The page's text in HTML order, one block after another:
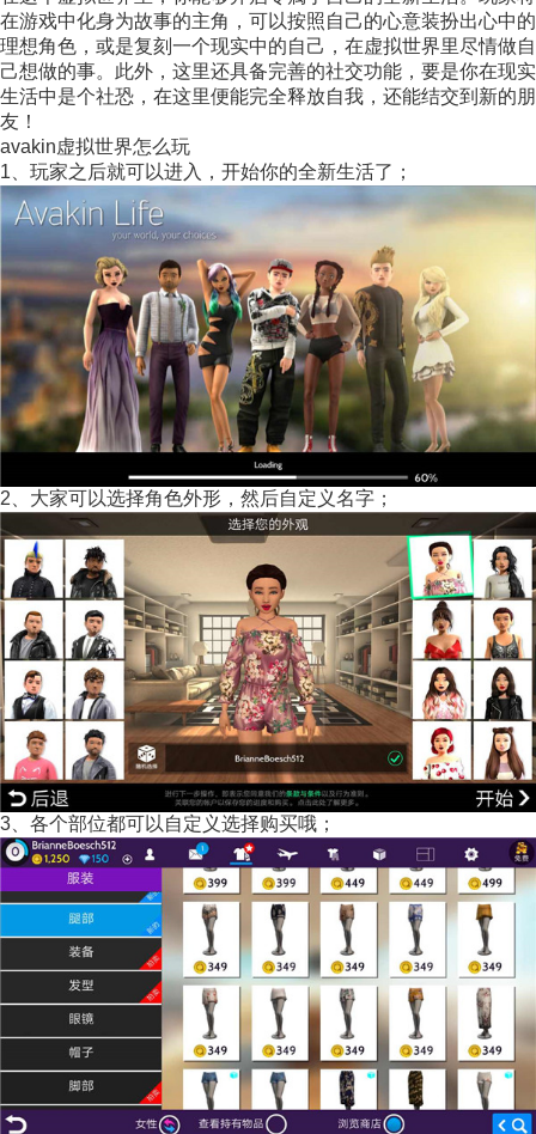
在游戏中化身为故事的主角，可以按照自己的心意装扮出心中的
理想角色，或是复刻一个现实中的自己，在虚拟世界里尽情做自
己想做的事。此外，这里还具备完善的社交功能，要是你在现实
生活中是个社恐，在这里便能完全释放自我，还能结交到新的朋
友！
avakin虚拟世界怎么玩
1、玩家之后就可以进入，开始你的全新生活了；
2、大家可以选择角色外形，然后自定义名字；
3、各个部位都可以自定义选择购买哦；